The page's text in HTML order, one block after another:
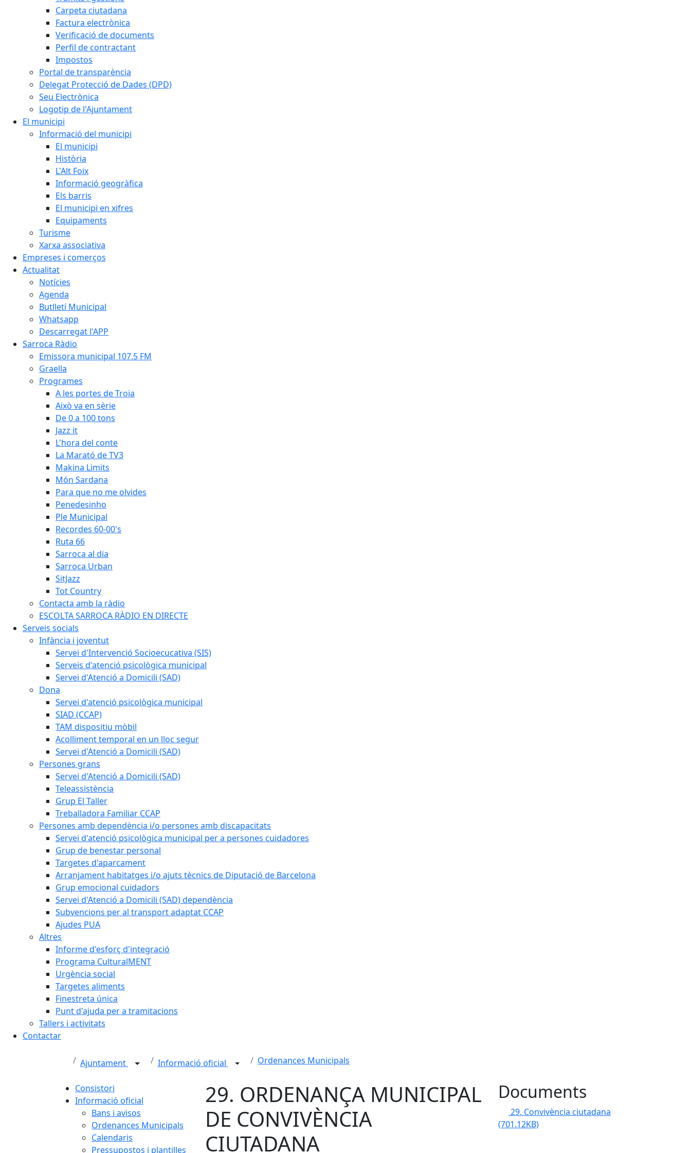
Carpeta ciutadana
Factura electrònica
Verificació de documents
Perfil de contractant
Impostos
Portal de transparència
Delegat Protecció de Dades (DPD)
Seu Electrònica
Logotip de l'Ajuntament
El municipi
Informació del municipi
El municipi
Història
L'Alt Foix
Informació geogràfica
Els barris
El municipi en xifres
Equipaments
Turisme
Xarxa associativa
Empreses i comerços
Actualitat
Notícies
Agenda
Butlletí Municipal
Whatsapp
Descarregat l'APP
Sarroca Ràdio
Emissora municipal 107.5 FM
Graella
Programes
A les portes de Troia
Això va en sèrie
De 0 a 100 tons
Jazz it
L'hora del conte
La Marató de TV3
Makina Limits
Món Sardana
Para que no me olvides
Penedesinho
Ple Municipal
Recordes 60-00's
Ruta 66
Sarroca al dia
Sarroca Urban
SitJazz
Tot Country
Contacta amb la ràdio
ESCOLTA SARROCA RÀDIO EN DIRECTE
Serveis socials
Infància i joventut
Servei d'Intervenció Socioecucativa (SIS)
Serveis d'atenció psicològica municipal
Servei d'Atenció a Domicili (SAD)
Dona
Servei d'atenció psicològica municipal
SIAD (CCAP)
TAM dispositiu mòbil
Acolliment temporal en un lloc segur
Servei d'Atenció a Domicili (SAD)
Persones grans
Servei d'Atenció a Domicili (SAD)
Teleassistència
Grup El Taller
Treballadora Familiar CCAP
Persones amb dependència i/o persones amb discapacitats
Servei d'atenció psicològica municipal per a persones cuidadores
Grup de benestar personal
Targetes d'aparcament
Arranjament habitatges i/o ajuts tècnics de Diputació de Barcelona
Grup emocional cuidadors
Servei d'Atenció a Domicili (SAD) dependència
Subvencions per al transport adaptat CCAP
Ajudes PUA
Altres
Informe d'esforç d'integració
Programa CulturalMENT
Urgència social
Targetes aliments
Finestreta única
Punt d'ajuda per a tramitacions
Tallers i activitats
Contactar
Ajuntament Informació oficial Ordenances Municipals
Consistori
Informació oficial
Bans i avisos
Ordenances Municipals
Calendaris
Pressupostos i plantilles
29. ORDENANÇA MUNICIPAL
DE CONVIVÈNCIA
CIUTADANA
Documents
29. Convivència ciutadana
(701.12KB)